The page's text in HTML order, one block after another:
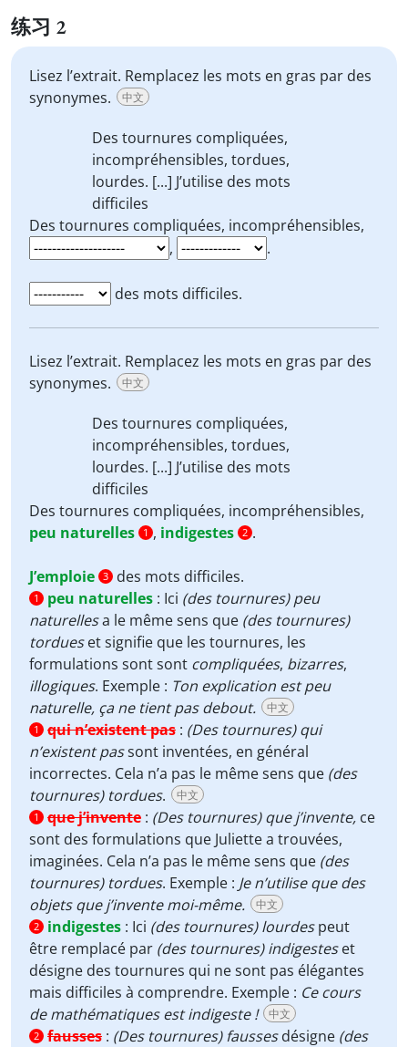
练习 2
Lisez l’extrait. Remplacez les mots en gras par des
synonymes.
中文
Des tournures compliquées,
incompréhensibles, tordues,
lourdes. [...] J’utilise des mots
difficiles
Des tournures compliquées, incompréhensibles,
,
.
des mots difficiles.
Lisez l’extrait. Remplacez les mots en gras par des
synonymes.
中文
Des tournures compliquées,
incompréhensibles, tordues,
lourdes. [...] J’utilise des mots
difficiles
Des tournures compliquées, incompréhensibles,
peu naturelles
1 , indigestes 2 .
J’emploie 3 des mots difficiles.
1 peu naturelles : Ici (des tournures) peu
naturellesa le même sens que (des tournures)
tordueset signifie que les tournures, les
formulations sont sont compliquées, bizarres,
illogiques. Exemple : Ton explication est peu
naturelle, ça ne tient pas debout.
中文
1 qui n’existent pas : (Des tournures) qui
n’existent passont inventées, en général
incorrectes. Cela n’a pas le même sens que (des
tournures) tordues. 中文
1 que j’invente : (Des tournures) que j’invente, ce
sont des formulations que Juliette a trouvées,
imaginées. Cela n’a pas le même sens que (des
tournures) tordues. Exemple : Je n’utilise que des
objets que j’invente moi-même.
中文
2 indigestes : Ici (des tournures) lourdespeut
être remplacé par (des tournures) indigesteset
désigne des tournures qui ne sont pas élégantes
mais difficiles à comprendre. Exemple : Ce cours
de mathématiques est indigeste ! 中文
2 fausses : (Des tournures) faussesdésigne (des